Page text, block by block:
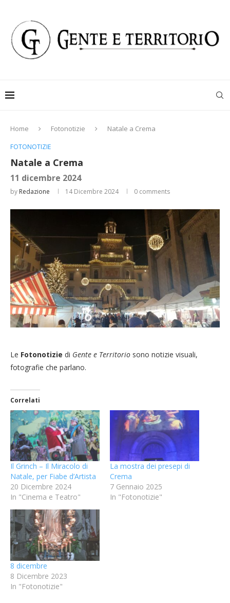
Home Fotonotizie Natale a Crema
FOTONOTIZIE
Natale a Crema
11 dicembre 2024
by Redazione 14 Dicembre 2024 0 comments
Le Fotonotizie di Gente e Territorio sono notizie visuali,
fotografie che parlano.
Correlati
Il Grinch – Il Miracolo di
Natale, per Fiabe d’Artista
20 Dicembre 2024
In "Cinema e Teatro"
La mostra dei presepi di
Crema
7 Gennaio 2025
In "Fotonotizie"
8 dicembre
8 Dicembre 2023
In "Fotonotizie"